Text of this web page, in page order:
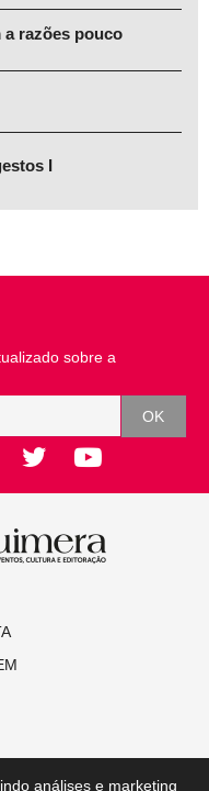
a razões pouco
I
sobre a
análises e marketing